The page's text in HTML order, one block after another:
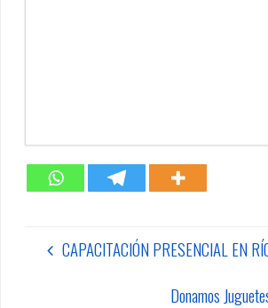
CAPACITACIÓN PRESENCIAL EN
Donamos